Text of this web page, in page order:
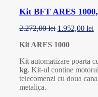
Kit BFT ARES
2.272,00lei 1.952,00 lei
Kit ARES 1000
Kit automatizare poarta
kg. Kit-ul contine
telecomenzi cu doua
metalica.